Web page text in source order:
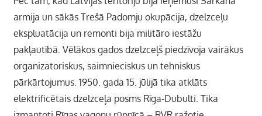
armija un sākās Trešā Padomju okupācija, dzelzceļu
ekspluatācija un remonti bija militāro iestāžu
pakļautībā. Vēlākos gados dzelzceļš piedzīvoja vairākus
organizatoriskus, saimnieciskus un tehniskus
pārkārtojumus. 1950. gada 15. jūlijā tika atklāts
elektrificētais dzelzceļa posms Rīga-Dubulti. Tika